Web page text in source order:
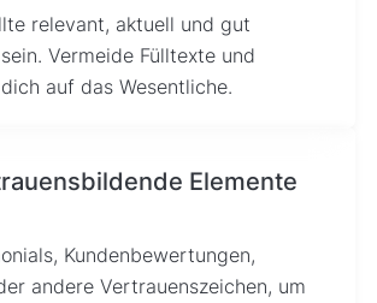
relevant, aktuell und gut
Vermeide Fülltexte und
auf das Wesentliche.
Elemente
Kundenbewertungen,
andere Vertrauenszeichen, um